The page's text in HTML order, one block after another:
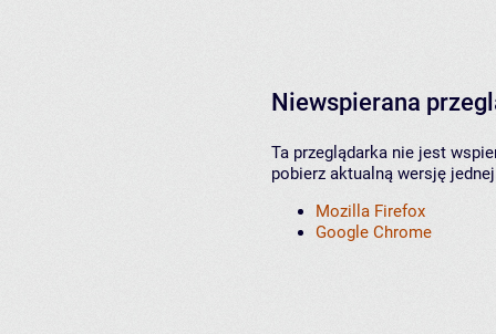
Niewspierana
Ta przeglądarka nie jest
pobierz aktualną wersję
Mozilla Firefox
Google Chrome